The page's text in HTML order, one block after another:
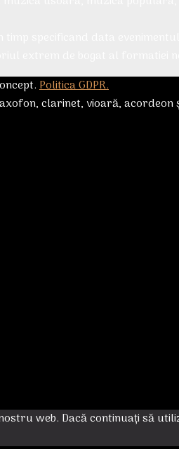
Politica GDPR.
clarinet, vioară, acordeon
web. Dacă continuați să